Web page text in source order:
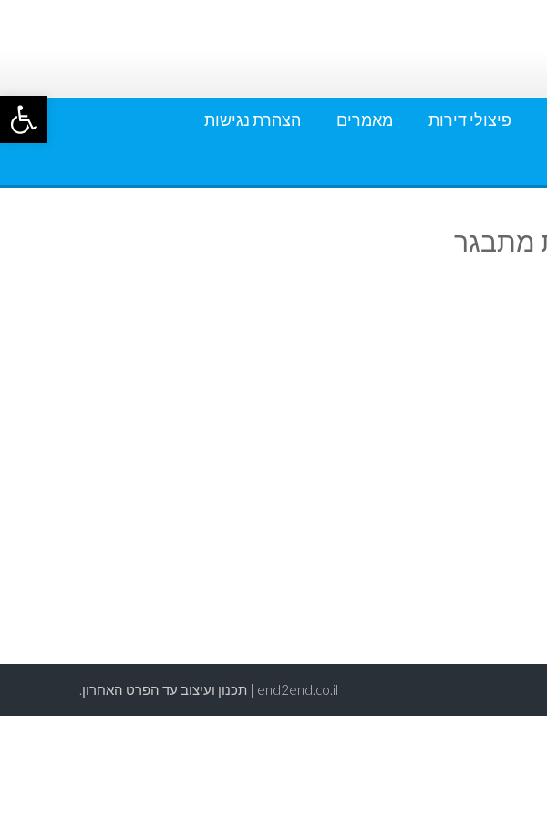
פתח פיצולי דירות מאמרים הצהרת נגישות
end2end.co.il | תכנון ועיצוב עד הפרט האחרון.